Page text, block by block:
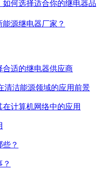
如何选择适合你的继电器品
源继电器厂家？
合适的继电器供应商
清洁能源领域的应用前景
计算机网络中的应用
些？